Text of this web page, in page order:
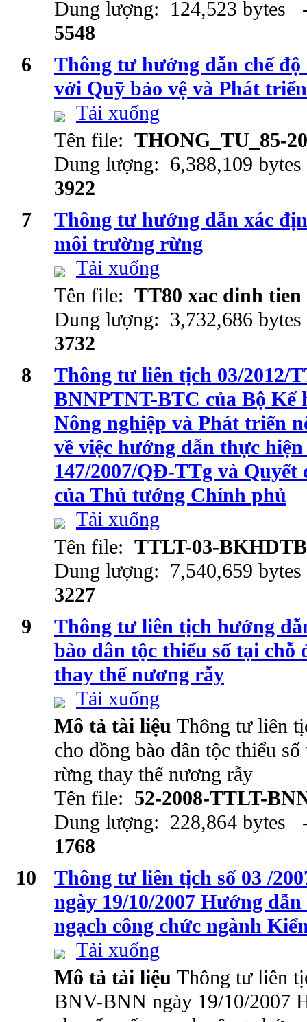
Dung lượng: 124,523
5548
6
Thông tư hướng dẫn chế
với Quỹ bảo vệ và Phát
Tải xuống
Tên file: THONG_TU_85-
Dung lượng: 6,388,109
3922
7
Thông tư hướng dẫn xác
môi trường rừng
Tải xuống
Tên file: TT80 xac dinh
Dung lượng: 3,732,686
3732
8
Thông tư liên tịch 03/2012/
BNNPTNT-BTC của Bộ Kế
Nông nghiệp và Phát triển
về việc hướng dẫn thực
147/2007/QĐ-TTg và
của Thủ tướng Chính phủ
Tải xuống
Tên file: TTLT-03-
Dung lượng: 7,540,659
3227
9
Thông tư liên tịch hướng
bào dân tộc thiểu số tại
thay thế nương rẫy
Tải xuống
Mô tả tài liệu Thông tư liên
cho đồng bào dân tộc thiểu
rừng thay thế nương rẫy
Tên file: 52-2008-TTLT-
Dung lượng: 228,864
1768
10
Thông tư liên tịch số 03 /
ngày 19/10/2007 Hướng
ngạch công chức ngành
Tải xuống
Mô tả tài liệu Thông tư liên
BNV-BNN ngày 19/10/2007